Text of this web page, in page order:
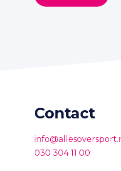
Contact
030 304 11 00